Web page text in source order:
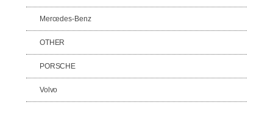
Mercedes-Benz
OTHER
PORSCHE
Volvo